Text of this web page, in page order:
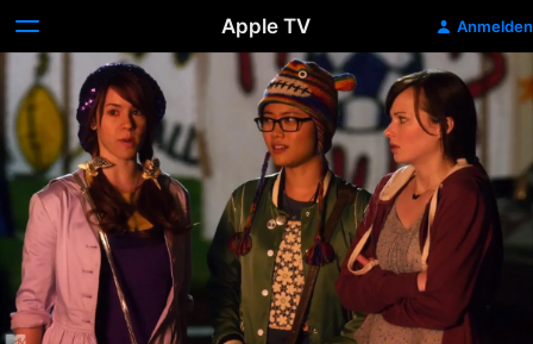
Apple TV Anmelden